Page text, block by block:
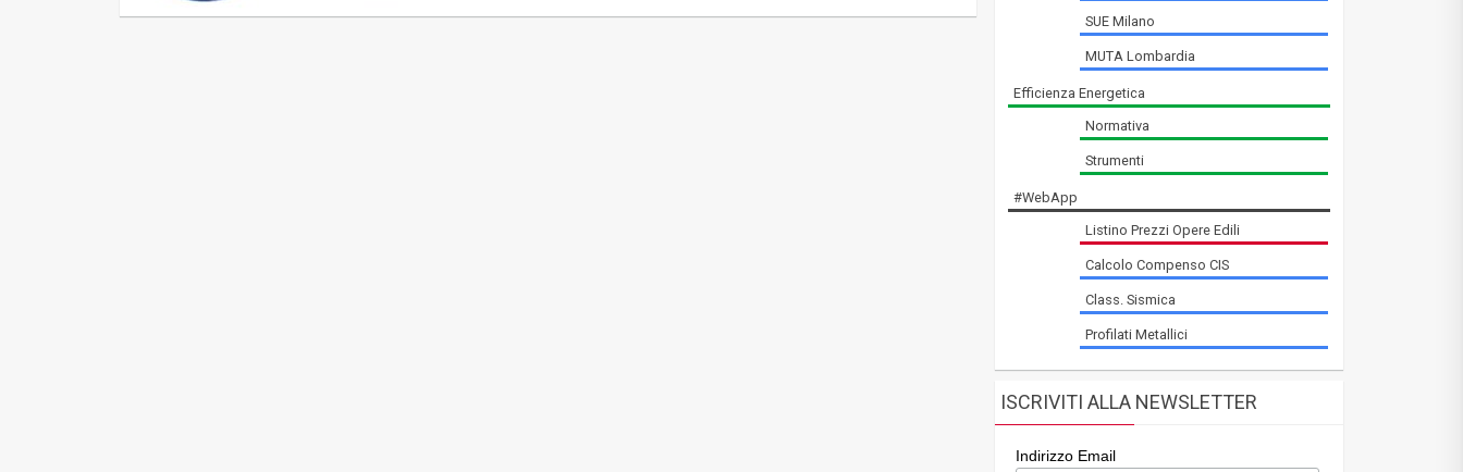
SUE Milano
MUTA Lombardia
Efficienza Energetica
Normativa
Strumenti
#WebApp
Listino Prezzi Opere Edili
Calcolo Compenso CIS
Class. Sismica
Profilati Metallici
ISCRIVITI ALLA NEWSLETTER
Indirizzo Email